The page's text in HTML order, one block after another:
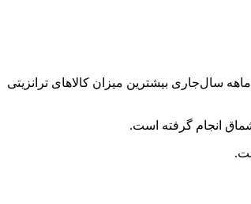
ارتباط فردا: فرود عسگری – معاون وزیر امور اقتصادی و دارایی – گفت: گمرکات شهیدرجایی، پرویزخان و باشماق سه گمرک عمده مبدأ ترانزیت بودند که در ۹ ماهه سال‌جاری بیشترین میزان کالاهای ترانزیتی